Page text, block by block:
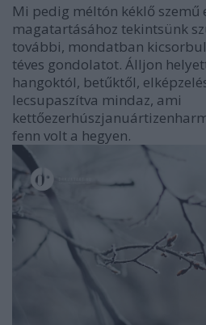
Mi pedig méltón kéklő szemű
magatartásához tekintsünk
további, mondatban
téves gondolatot. Álljon
hangoktól, betűktől,
lecsupaszítva mindaz, ami
fenn volt a hegyen.